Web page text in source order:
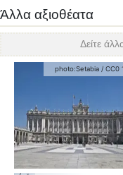
Άλλα αξιοθέατα
Δείτε
photo:Setabia / CC0